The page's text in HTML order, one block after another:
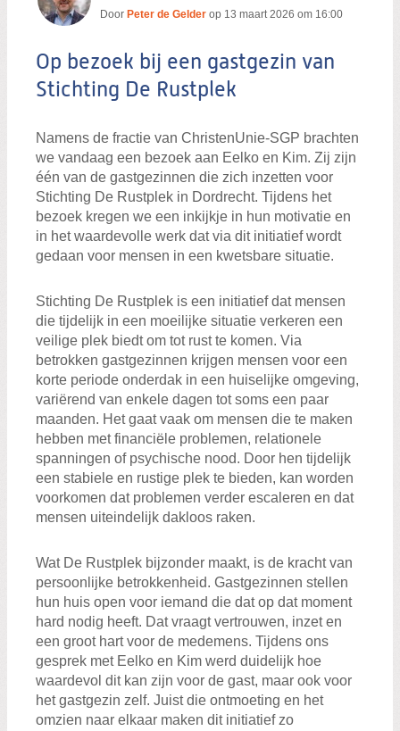
Door Peter de Gelder op 13 maart 2026 om 16:00
Op bezoek bij een gastgezin van
Stichting De Rustplek
Namens de fractie van ChristenUnie-SGP brachten
we vandaag een bezoek aan Eelko en Kim. Zij zijn
één van de gastgezinnen die zich inzetten voor
Stichting De Rustplek in Dordrecht. Tijdens het
bezoek kregen we een inkijkje in hun motivatie en
in het waardevolle werk dat via dit initiatief wordt
gedaan voor mensen in een kwetsbare situatie.
Stichting De Rustplek is een initiatief dat mensen
die tijdelijk in een moeilijke situatie verkeren een
veilige plek biedt om tot rust te komen. Via
betrokken gastgezinnen krijgen mensen voor een
korte periode onderdak in een huiselijke omgeving,
variërend van enkele dagen tot soms een paar
maanden. Het gaat vaak om mensen die te maken
hebben met financiële problemen, relationele
spanningen of psychische nood. Door hen tijdelijk
een stabiele en rustige plek te bieden, kan worden
voorkomen dat problemen verder escaleren en dat
mensen uiteindelijk dakloos raken.
Wat De Rustplek bijzonder maakt, is de kracht van
persoonlijke betrokkenheid. Gastgezinnen stellen
hun huis open voor iemand die dat op dat moment
hard nodig heeft. Dat vraagt vertrouwen, inzet en
een groot hart voor de medemens. Tijdens ons
gesprek met Eelko en Kim werd duidelijk hoe
waardevol dit kan zijn voor de gast, maar ook voor
het gastgezin zelf. Juist die ontmoeting en het
omzien naar elkaar maken dit initiatief zo